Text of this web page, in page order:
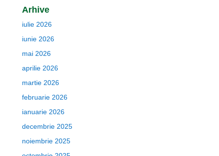
Arhive
iulie 2026
iunie 2026
mai 2026
aprilie 2026
martie 2026
februarie 2026
ianuarie 2026
decembrie 2025
noiembrie 2025